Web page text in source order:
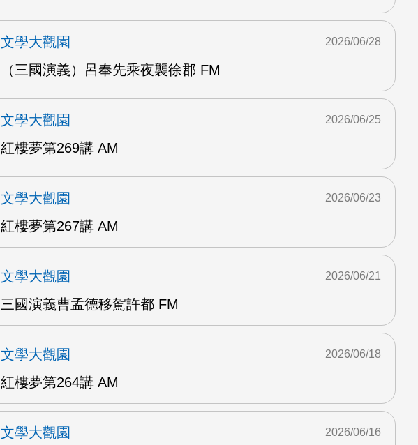
文學大觀園
（三國演義）呂奉先乘夜襲徐郡 FM
2026/06/28
文學大觀園
紅樓夢第269講 AM
2026/06/25
文學大觀園
紅樓夢第267講 AM
2026/06/23
文學大觀園
三國演義曹孟德移駕許都 FM
2026/06/21
文學大觀園
紅樓夢第264講 AM
2026/06/18
文學大觀園 2026/06/16